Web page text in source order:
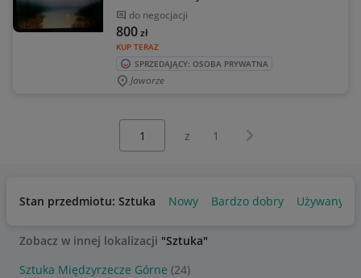
do negocjacji
KUP TERAZ
800zł
SPRZEDAJĄCY: OSOBA PRYWATNA
Jaworze
z 1 Następna strona
Stan przedmiotu: Sztuka Nowy Bardzo dobry Używany
Zobacz w innej lokalizacji "Sztuka"
Sztuka Międzyrzecze Górne (24)